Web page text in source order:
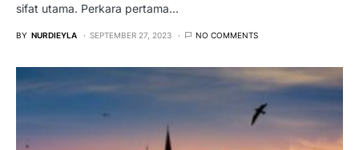
sifat utama. Perkara pertama…
BY NURDIEYLA SEPTEMBER 27, 2023 NO COMMENTS